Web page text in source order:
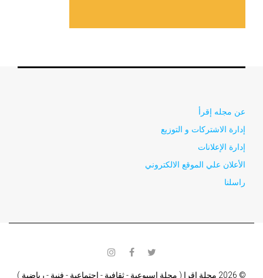
عن مجله إقرأ
إدارة الاشتركات و التوزيع
إدارة الإعلانات
الأعلان علي الموقع الالكتروني
راسلنا
© 2026 مجلة اقرا ( مجلة اسبوعية - ثقافية - اجتماعية - فنية - رياضية )